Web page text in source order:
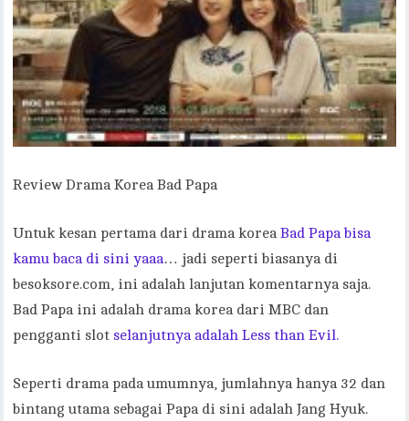
Review Drama Korea Bad Papa
Untuk kesan pertama dari drama koreaBad Papa bisa
kamu baca di sini yaaa… jadi seperti biasanya di
besoksore.com, ini adalah lanjutan komentarnya saja.
Bad Papa ini adalah drama korea dari MBC dan
pengganti slot selanjutnya adalah Less than Evil.
Seperti drama pada umumnya, jumlahnya hanya 32 dan
bintang utama sebagai Papa di sini adalah Jang Hyuk.